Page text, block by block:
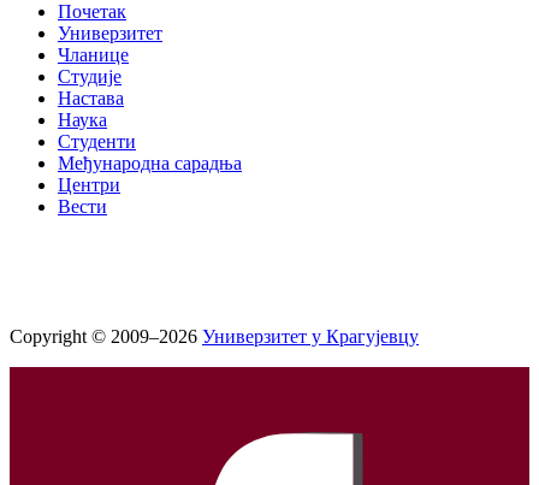
Почетак
Универзитет
Чланице
Студије
Настава
Наука
Студенти
Међународна сарадња
Центри
Вести
Copyright © 2009–2026 Универзитет у Крагујевцу